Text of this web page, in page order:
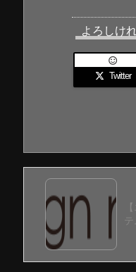
よろしけ
Twitter

テ